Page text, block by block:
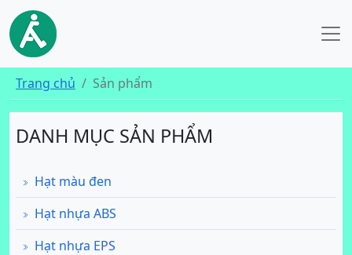
Trang chủ Sản phẩm
DANH MỤC SẢN PHẨM
Hạt màu đen
Hạt nhựa ABS
Hạt nhựa EPS